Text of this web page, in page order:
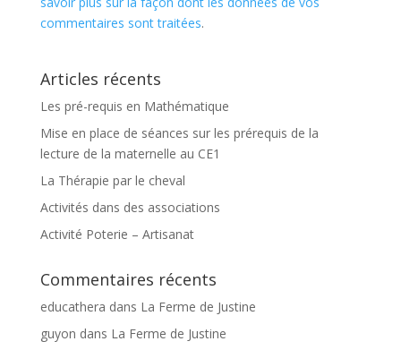
commentaires sont traitées.
Articles récents
Les pré-requis en Mathématique
Mise en place de séances sur les prérequis de la
lecture de la maternelle au CE1
La Thérapie par le cheval
Activités dans des associations
Activité Poterie – Artisanat
Commentaires récents
educathera dans La Ferme de Justine
guyon dans La Ferme de Justine